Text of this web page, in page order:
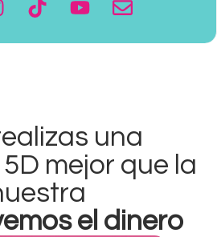
una
mejor que la
el dinero